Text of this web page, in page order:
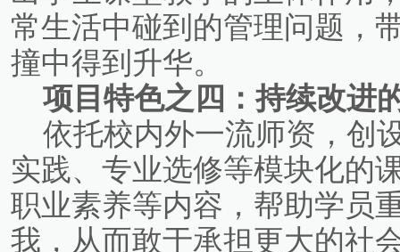
常生活中碰到的管理问题，
撞中得到升华。
项目特色之四：持续改进
依托校内外一流师资，创
实践、专业选修等模块化的
职业素养等内容，帮助学员
我，从而敢于承担更大的社